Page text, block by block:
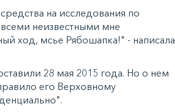
на исследования по
неизвестными мне
ход, мсье Рябошапка!" - написала
28 мая 2015 года. Но о нем
его Верховному